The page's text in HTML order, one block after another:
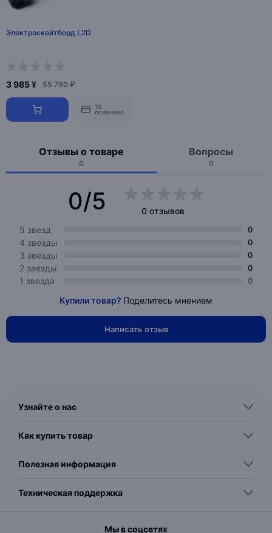
Электроскейтборд L2D
3 985 ¥ 55 790 ₽
10
оплачено
Отзывы о товаре
0
Вопросы
0
0/5
0 отзывов
5 звезд
0
4 звезды 0
3 звезды 0
2 звезды 0
1 звезда 0
Купили товар? Поделитесь мнением
Написать отзыв
Узнайте о нас
Как купить товар
Полезная информация
Техническая поддержка
Мы в соцсетях